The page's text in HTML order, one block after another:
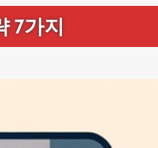
7가지